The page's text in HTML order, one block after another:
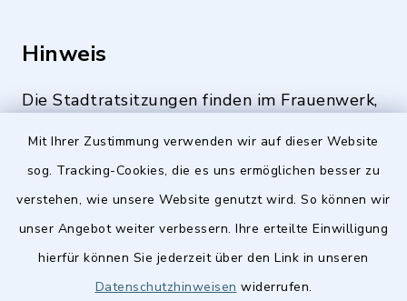
Mit Ihrer Zustimmung verwenden wir auf dieser Website
sog. Tracking-Cookies, die es uns ermöglichen besser zu
verstehen, wie unsere Website genutzt wird. So können wir
unser Angebot weiter verbessern. Ihre erteilte Einwilligung
hierfür können Sie jederzeit über den Link in unseren
Datenschutzhinweisen widerrufen.
Hinweis
Die Stadtratsitzungen finden im Frauenwerk,
Quicklinks
Stellenangebote